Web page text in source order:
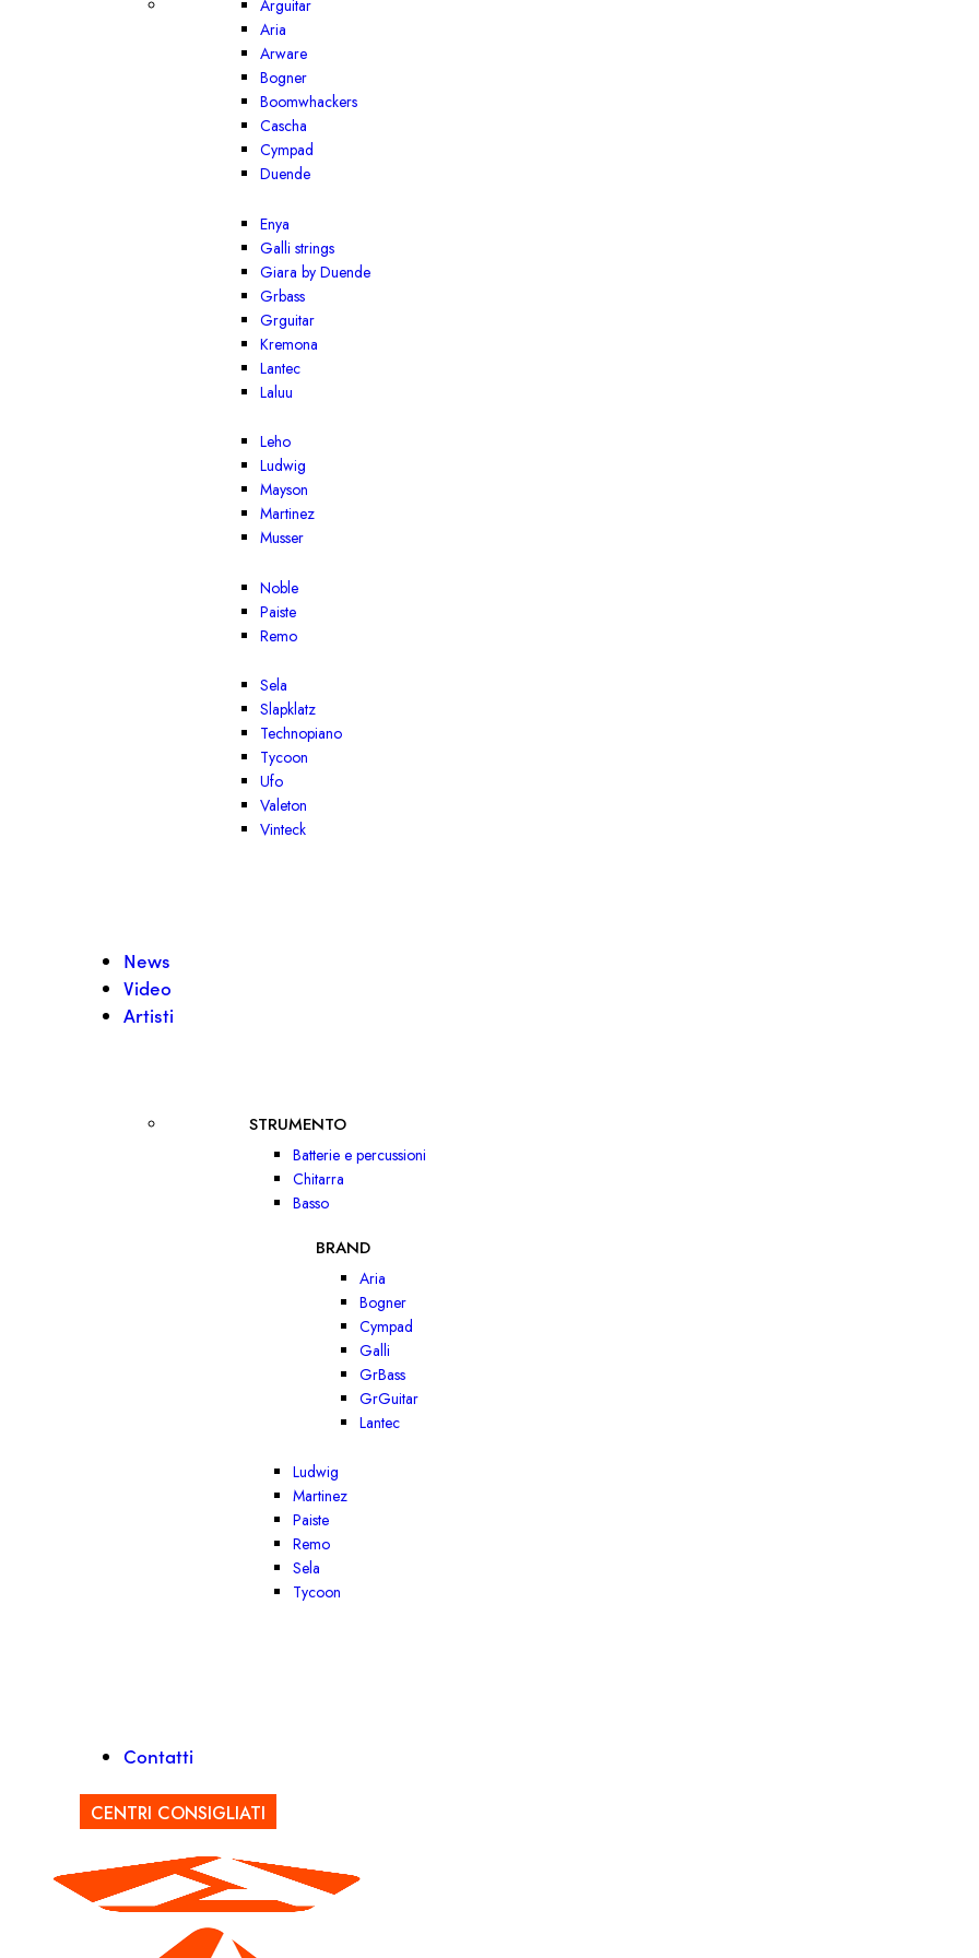
Arguitar
Aria
Arware
Bogner
Boomwhackers
Cascha
Cympad
Duende
Enya
Galli strings
Giara by Duende
Grbass
Grguitar
Kremona
Lantec
Laluu
Leho
Ludwig
Mayson
Martinez
Musser
Noble
Paiste
Remo
Sela
Slapklatz
Technopiano
Tycoon
Ufo
Valeton
Vinteck
News
Video
Artisti
STRUMENTO
Batterie e percussioni
Chitarra
Basso
BRAND
Aria
Bogner
Cympad
Galli
GrBass
GrGuitar
Lantec
Ludwig
Martinez
Paiste
Remo
Sela
Tycoon
Contatti
CENTRI CONSIGLIATI